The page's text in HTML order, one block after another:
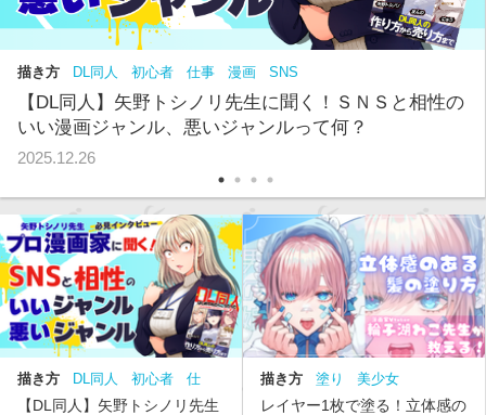
描き方 DL同人 初心者 仕事 漫画 SNS
【DL同人】矢野トシノリ先生に聞く！ＳＮＳと相性の
いい漫画ジャンル、悪いジャンルって何？
2025.12.26
描き方 DL同人 初心者
仕
事
漫画 SNS
【DL同人】矢野トシノリ先生
描き方 塗り 美少女
レイヤー1枚で塗る！立体感の